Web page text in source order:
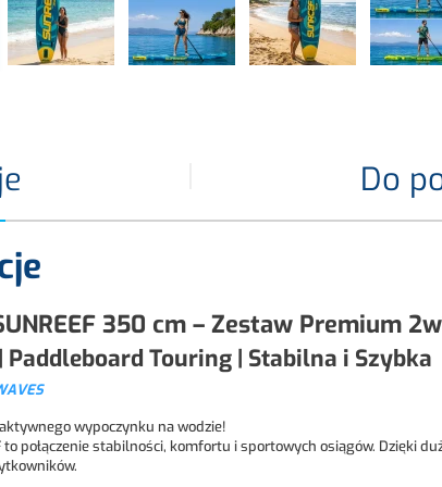
Do
350 cm – Zestaw Premium
| Paddleboard Touring | Stabilna i Szybka
wypoczynku na wodzie!
to połączenie stabilności, komfortu i sportowych osiągów. Dzięki